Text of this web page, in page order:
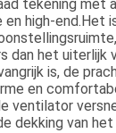
tekening met
high-end. Het
dan het uiterlijk
is, de
en
ventilator
dekking van